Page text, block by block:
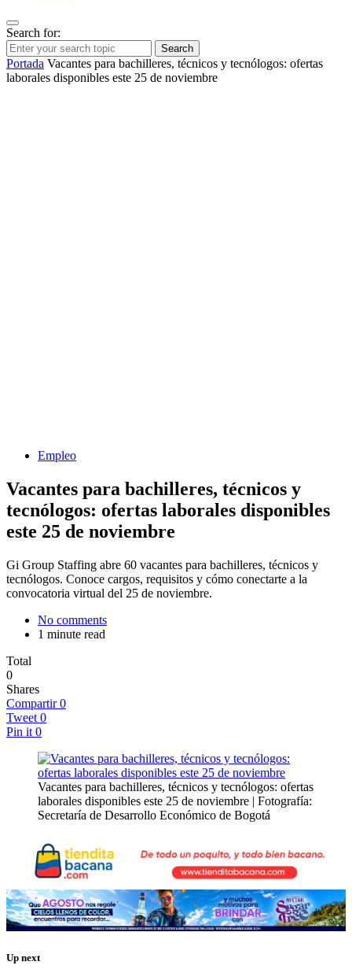
Search for:
Search
Portada Vacantes para bachilleres, técnicos y tecnólogos: ofertas
laborales disponibles este 25 de noviembre
Empleo
Vacantes para bachilleres, técnicos y
tecnólogos: ofertas laborales disponibles
este 25 de noviembre
Gi Group Staffing abre 60 vacantes para bachilleres, técnicos y
tecnólogos. Conoce cargos, requisitos y cómo conectarte a la
convocatoria virtual del 25 de noviembre.
No comments
1 minute read
Total
0
Shares
Compartir 0
Tweet 0
Pin it 0
Vacantes para bachilleres, técnicos y tecnólogos: ofertas
laborales disponibles este 25 de noviembre | Fotografía:
Secretaría de Desarrollo Económico de Bogotá
Up next